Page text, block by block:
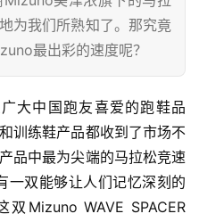
为我们所熟知了。那究竟
最出彩的速度呢？
大中国跑友喜爱的跑鞋品
训练鞋产品都收到了市场不
品中最为尖端的马拉松竞速
一双能够让人们记忆深刻的
Mizuno WAVE SPACER